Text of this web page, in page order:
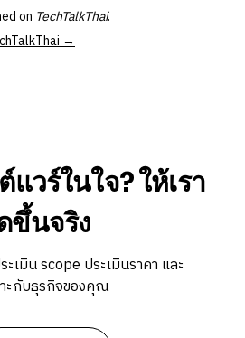
on TechTalkThai.
→
วร์ในใจ? ให้เรา
ขึ้นจริง
เมิน scope ประเมินราคา และ
ะกับธุรกิจของคุณ